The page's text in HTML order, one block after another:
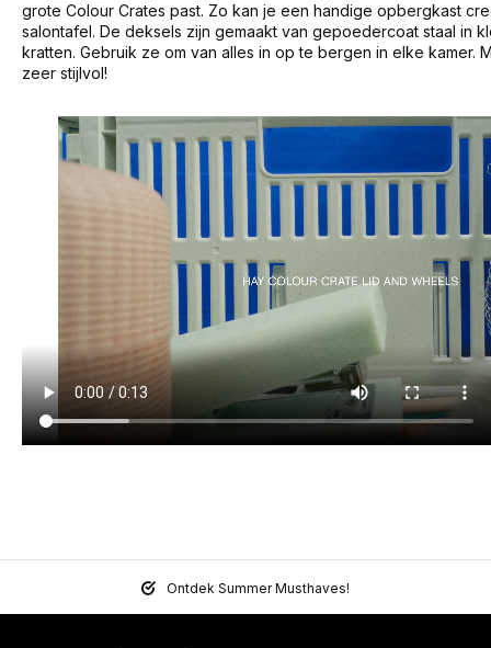
grote Colour Crates past. Zo kan je een handige opbergkast
salontafel. De deksels zijn gemaakt van gepoedercoat staal in
kratten. Gebruik ze om van alles in op te bergen in elke kamer.
zeer stijlvol!
Ontdek Summer Musthaves!